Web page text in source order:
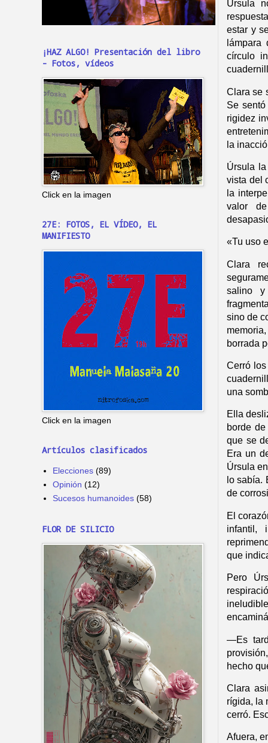
Úrsula
estar y
lámpara
círculo
Clara se
Se
rigidez
la
Úrsula
vista del
la
valor
«Tu uso
Clara
salino
sino de
borrada
Cerró
una
Ella
borde
que se
Era un
Úrsula
lo sabía.
de
El
infantil,
que
Pero
—Es
hecho
Clara
rígida, la
cerró.
Afuera,
¡HAZ ALGO! Presentación del libro
- Fotos, vídeos
Click en la imagen
27E: FOTOS, EL VÍDEO, EL
MANIFIESTO
Click en la imagen
Artículos clasificados
Elecciones (89)
Opinión (12)
Sucesos humanoides (58)
FLOR DE SILICIO